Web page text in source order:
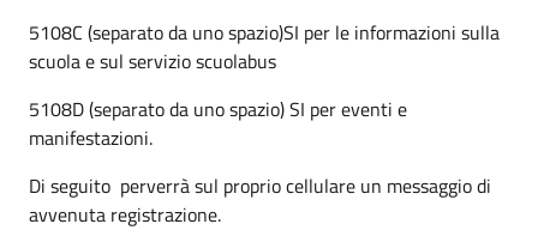
5108C (separato da uno spazio)SI per le informazioni sulla
scuola e sul servizio scuolabus
5108D (separato da uno spazio) SI per eventi e
manifestazioni.
Di seguito perverrà sul proprio cellulare un messaggio di
avvenuta registrazione.